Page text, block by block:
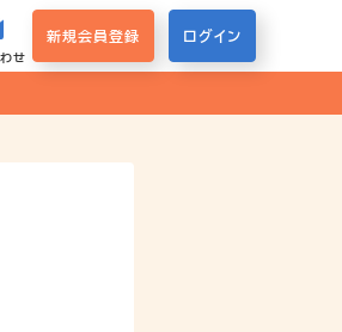
せ
新規会員登録 ログイン